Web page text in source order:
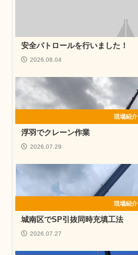
安全パトロールを行いました！
2026.08.04
現場紹介
浮羽でクレーン作業
2026.07.29
現場紹介
城南区でSP引抜同時充填工法
2026.07.27